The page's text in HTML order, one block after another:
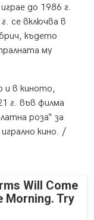
до 1986 г.
се включва в
където
му
и в киното,
г. във филма
роза“ за
кино. /
Will Come
Morning. Try